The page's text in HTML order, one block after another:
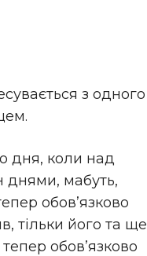
з одного
дня, коли над
днями, мабуть,
обов’язково
тільки його та ще
обов’язково